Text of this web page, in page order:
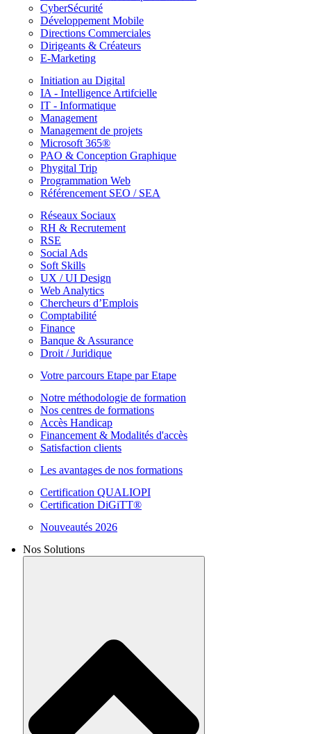
CyberSécurité
Développement Mobile
Directions Commerciales
Dirigeants & Créateurs
E-Marketing
Initiation au Digital
IA - Intelligence Artifcielle
IT - Informatique
Management
Management de projets
Microsoft 365®
PAO & Conception Graphique
Phygital Trip
Programmation Web
Référencement SEO / SEA
Réseaux Sociaux
RH & Recrutement
RSE
Social Ads
Soft Skills
UX / UI Design
Web Analytics
Chercheurs d’Emplois
Comptabilité
Finance
Banque & Assurance
Droit / Juridique
Votre parcours Etape par Etape
Notre méthodologie de formation
Nos centres de formations
Accès Handicap
Financement & Modalités d'accès
Satisfaction clients
Les avantages de nos formations
Certification QUALIOPI
Certification DiGiTT®
Nouveautés 2026
Nos Solutions